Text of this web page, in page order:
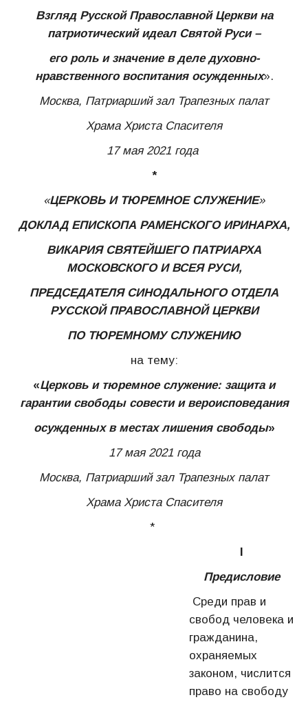
Взгляд Русской Православной Церкви на
патриотический идеал Святой Руси –
его роль и значение в деле духовно-
нравственного воспитания осужденных».
Москва, Патриарший зал Трапезных палат
Храма Христа Спасителя
17 мая 2021 года
*
«ЦЕРКОВЬ И ТЮРЕМНОЕ СЛУЖЕНИЕ»
ДОКЛАД ЕПИСКОПА РАМЕНСКОГО ИРИНАРХА,
ВИКАРИЯ СВЯТЕЙШЕГО ПАТРИАРХА
МОСКОВСКОГО И ВСЕЯ РУСИ,
ПРЕДСЕДАТЕЛЯ СИНОДАЛЬНОГО ОТДЕЛА
РУССКОЙ ПРАВОСЛАВНОЙ ЦЕРКВИ
ПО ТЮРЕМНОМУ СЛУЖЕНИЮ
на тему:
«Церковь и тюремное служение: защита и
гарантии свободы совести и вероисповедания
осужденных в местах лишения свободы»
17 мая 2021 года
Москва, Патриарший зал Трапезных палат
Храма Христа Спасителя
*
I
Предисловие
Среди прав и
свобод человека и
гражданина,
охраняемых
законом, числится
право на свободу